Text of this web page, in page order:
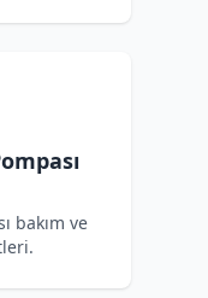
bakım ve